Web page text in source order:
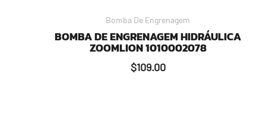
Bomba De Engrenagem
BOMBA DE ENGRENAGEM HIDRÁULICA
ZOOMLION 1010002078
$109.00